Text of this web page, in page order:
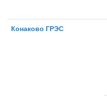
Конаково ГРЭС